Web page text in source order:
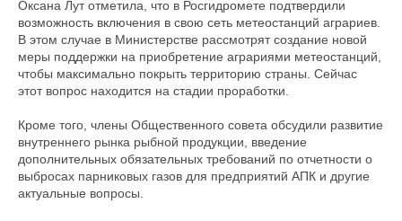
Оксана Лут отметила, что в Росгидромете подтвердили
возможность включения в свою сеть метеостанций аграриев.
В этом случае в Министерстве рассмотрят создание новой
меры поддержки на приобретение аграриями метеостанций,
чтобы максимально покрыть территорию страны. Сейчас
этот вопрос находится на стадии проработки.
Кроме того, члены Общественного совета обсудили развитие
внутреннего рынка рыбной продукции, введение
дополнительных обязательных требований по отчетности о
выбросах парниковых газов для предприятий АПК и другие
актуальные вопросы.